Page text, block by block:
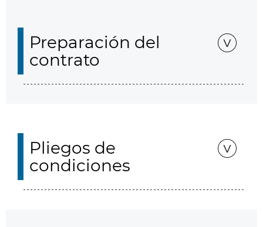
Preparación del
contrato
Pliegos de
condiciones